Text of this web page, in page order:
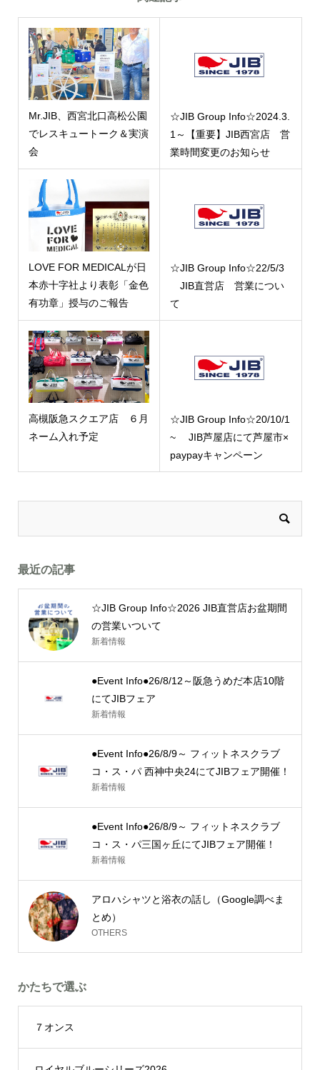
Mr.JIB、西宮北口高松公園
でレスキュートーク＆実演
会
☆JIB Group Info☆2024.3.
1～【重要】JIB西宮店 営
業時間変更のお知らせ
LOVE FOR MEDICALが日
本赤十字社より表彰「金色
有功章」授与のご報告
☆JIB Group Info☆22/5/3
JIB直営店 営業につい
て
高槻阪急スクエア店 ６月
ネーム入れ予定
☆JIB Group Info☆20/10/1
~ JIB芦屋店にて芦屋市×
paypayキャンペーン
最近の記事
☆JIB Group Info☆2026 JIB直営店お盆期間
の営業いついて
新着情報
●Event Info●26/8/12～阪急うめだ本店10階
にてJIBフェア
新着情報
●Event Info●26/8/9～ フィットネスクラブ
コ・ス・パ 西神中央24にてJIBフェア開催！
新着情報
●Event Info●26/8/9～ フィットネスクラブ
コ・ス・パ三国ヶ丘にてJIBフェア開催！
新着情報
アロハシャツと浴衣の話し（Google調べま
とめ）
OTHERS
かたちで選ぶ
７オンス